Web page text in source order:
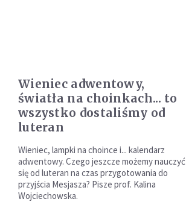
Wieniec adwentowy,
światła na choinkach... to
wszystko dostaliśmy od
luteran
Wieniec, lampki na choince i... kalendarz
adwentowy. Czego jeszcze możemy nauczyć
się od luteran na czas przygotowania do
przyjścia Mesjasza? Pisze prof. Kalina
Wojciechowska.